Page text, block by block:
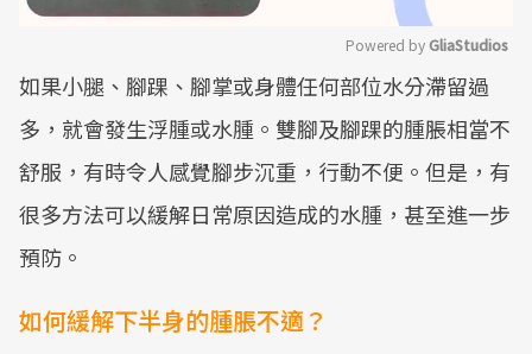
Mute
Powered by GliaStudios
如果小腿、腳踝、腳掌或身體任何部位水分滯留過
多，就會發生浮腫或水腫。雙腳及腳踝的腫脹相當不
舒服，有時令人感覺腳步沉重，行動不便。但是，有
很多方法可以緩解日常原因造成的水腫，甚至進一步
預防。
如何緩解下半身的腫脹不適？